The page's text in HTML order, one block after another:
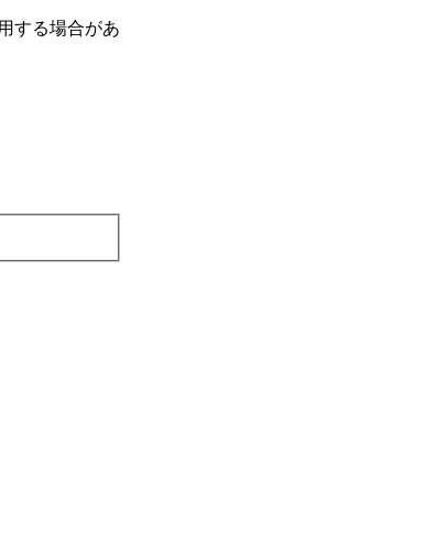
する場合があ